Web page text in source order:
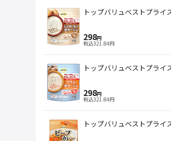
トップバリュベストプラ
298円
税込321.84円
トップバリュベストプラ
298円
税込321.84円
トップバリュベストプライ